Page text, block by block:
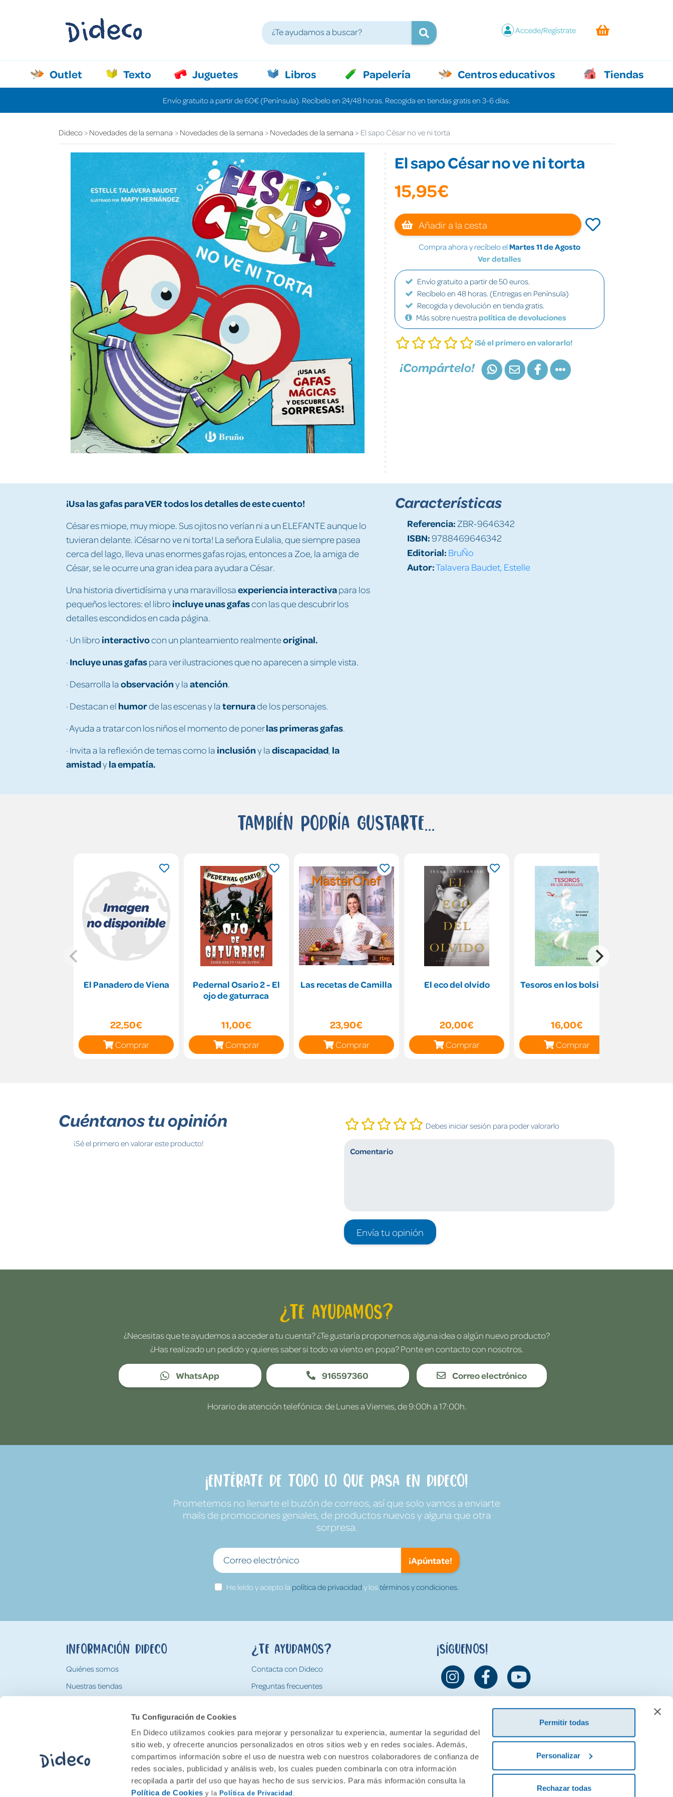
Tu Configuración de Cookies
En Dideco utilizamos cookies para mejorar y personalizar tu experiencia, aumentar la seguridad del
sitio web, y ofrecerte anuncios personalizados en otros sitios web y en redes sociales. Además,
compartimos información sobre el uso de nuestra web con nuestros colaboradores de confianza de
redes sociales, publicidad y análisis web, los cuales pueden combinarla con otra información
recopilada a partir del uso que hayas hecho de sus servicios. Para más información consulta la
Política de Cookies y la Política de Privacidad .
Permitir todas
Personalizar
Rechazar todas
Accede/Regístrate
Outlet Texto Juguetes Libros Papelería Centros educativos Tiendas
Envío gratuito a partir de 60€ (Península). Recíbelo en 24/48 horas. Recogida en tiendas gratis en 3-6 días.
Dideco Novedades de la semana Novedades de la semana Novedades de la semana El sapo César no ve ni torta
El sapo César no ve ni torta
15,95€
Añadir a la cesta
Compra ahora y recíbelo el Martes 11 de Agosto
Ver detalles
Envío gratuito a partir de 50 euros.
Recíbelo en 48 horas. (Entregas en Península)
Recogida y devolución en tienda gratis.
Más sobre nuestra política de devoluciones
¡Sé el primero en valorarlo!
¡Compártelo!
¡Usa las gafas para VER todos los detalles de este cuento!
César es miope, muy miope. Sus ojitos no verían ni a un ELEFANTE aunque lo
tuvieran delante. ¡César no ve ni torta! La señora Eulalia, que siempre pasea
cerca del lago, lleva unas enormes gafas rojas, entonces a Zoe, la amiga de
César, se le ocurre una gran idea para ayudar a César.
Una historia divertidísima y una maravillosaexperiencia interactivapara los
pequeños lectores: el libro incluye unas gafascon las que descubrir los
detalles escondidos en cada página.
· Un libro interactivocon un planteamiento realmenteoriginal.
· Incluye unas gafaspara ver ilustraciones que no aparecen a simple vista.
· Desarrolla laobservacióny laatención.
· Destacan el humorde las escenas y laternurade los personajes.
· Ayuda a tratar con los niños el momento de ponerlas primeras gafas.
· Invita a la reflexión de temas como la inclusióny ladiscapacidad, la
amistadyla empatía.
Características
Referencia: ZBR-9646342
ISBN:9788469646342
Editorial: BruÑo
Autor:Talavera Baudet, Estelle
También podría gustarte...
El Panadero de Viena
22,50€
Comprar
Pedernal Osario 2 - El
ojo de gaturraca
11,00€
Comprar
Las recetas de Camilla
23,90€
Comprar
El eco del olvido
20,00€
Comprar
Tesoros en los bolsillos
16,00€
Comprar
Cuéntanos tu opinión
¡Sé el primero en valorar este producto!
Debes iniciar sesión para poder valorarlo
Envía tu opinión
¿Te ayudamos?
¿Necesitas que te ayudemos a acceder a tu cuenta? ¿Te gustaría proponernos alguna idea o algún nuevo producto?
¿Has realizado un pedido y quieres saber si todo va viento en popa? Ponte en contacto con nosotros.
WhatsApp 916597360 Correo electrónico
Horario de atención telefónica: de Lunes a Viernes, de 9:00h a 17:00h.
¡Entérate de todo lo que pasa en Dideco!
Prometemos no llenarte el buzón de correos, así que solo vamos a enviarte
mails de promociones geniales, de productos nuevos y alguna que otra
sorpresa.
¡Apúntate!
He leído y acepto la política de privacidad y lostérminos y condiciones.
Información Dideco
Quiénes somos
Nuestras tiendas
Tarjeta Regalo Dideco
¿Te ayudamos?
Contacta con Dideco
Preguntas frecuentes
Devoluciones
¡Síguenos!